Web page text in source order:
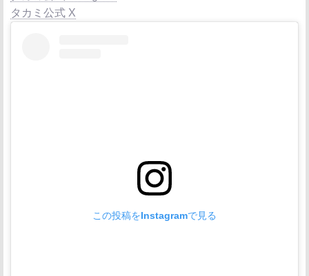
タカミ公式 X
この投稿をInstagramで見る